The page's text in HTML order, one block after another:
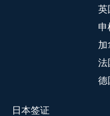
英
法
德
日本签证